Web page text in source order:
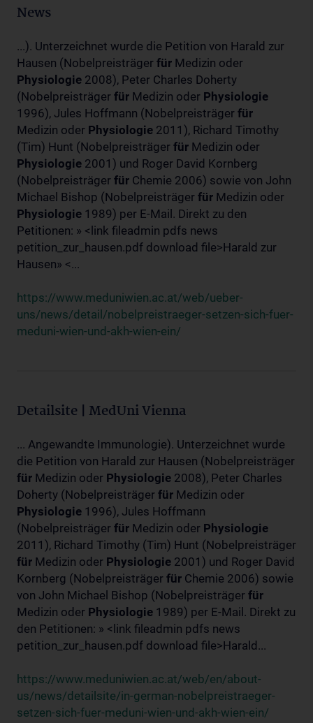
News
...). Unterzeichnet wurde die Petition von Harald zur
Hausen (Nobelpreisträger für Medizin oder
Physiologie 2008), Peter Charles Doherty
(Nobelpreisträger für Medizin oder Physiologie
1996), Jules Hoffmann (Nobelpreisträger für
Medizin oder Physiologie 2011), Richard Timothy
(Tim) Hunt (Nobelpreisträger für Medizin oder
Physiologie 2001) und Roger David Kornberg
(Nobelpreisträger für Chemie 2006) sowie von John
Michael Bishop (Nobelpreisträger für Medizin oder
Physiologie 1989) per E-Mail. Direkt zu den
Petitionen: » <link fileadmin pdfs news
petition_zur_hausen.pdf download file>Harald zur
Hausen» <...
https://www.meduniwien.ac.at/web/ueber-
uns/news/detail/nobelpreistraeger-setzen-sich-fuer-
meduni-wien-und-akh-wien-ein/
Detailsite | MedUni Vienna
... Angewandte Immunologie). Unterzeichnet wurde
die Petition von Harald zur Hausen (Nobelpreisträger
für Medizin oder Physiologie 2008), Peter Charles
Doherty (Nobelpreisträger für Medizin oder
Physiologie 1996), Jules Hoffmann
(Nobelpreisträger für Medizin oder Physiologie
2011), Richard Timothy (Tim) Hunt (Nobelpreisträger
für Medizin oder Physiologie 2001) und Roger David
Kornberg (Nobelpreisträger für Chemie 2006) sowie
von John Michael Bishop (Nobelpreisträger für
Medizin oder Physiologie 1989) per E-Mail. Direkt zu
den Petitionen: » <link fileadmin pdfs news
petition_zur_hausen.pdf download file>Harald...
https://www.meduniwien.ac.at/web/en/about-
us/news/detailsite/in-german-nobelpreistraeger-
setzen-sich-fuer-meduni-wien-und-akh-wien-ein/